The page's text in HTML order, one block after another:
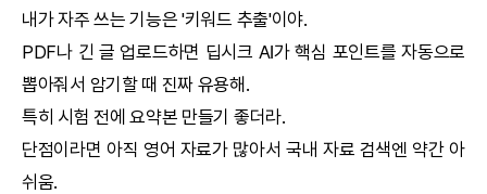
내가 자주 쓰는 기능은 '키워드 추출'이야.
PDF나 긴 글 업로드하면 딥시크 AI가 핵심 포인트를 자동으로
뽑아줘서 암기할 때 진짜 유용해.
특히 시험 전에 요약본 만들기 좋더라.
단점이라면 아직 영어 자료가 많아서 국내 자료 검색엔 약간 아
쉬움.